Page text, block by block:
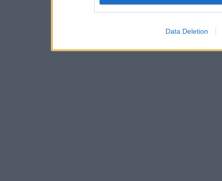
Data Deletion